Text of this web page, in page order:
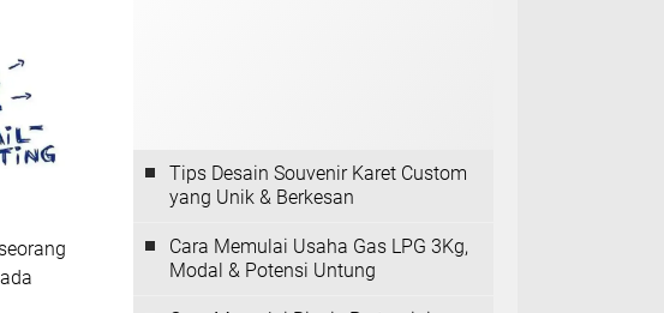
Tips Desain Souvenir Karet Custom
yang Unik & Berkesan
Cara Memulai Usaha Gas LPG 3Kg,
Modal & Potensi Untung